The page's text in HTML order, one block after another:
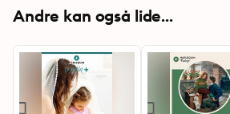
Andre kan også lide...